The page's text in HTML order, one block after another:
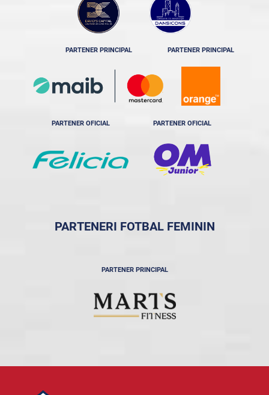
PARTENER PRINCIPAL PARTENER PRINCIPAL
PARTENER OFICIAL PARTENER OFICIAL
PARTENERI FOTBAL FEMININ
PARTENER PRINCIPAL